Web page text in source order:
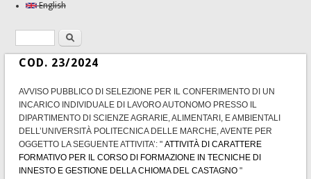
English
Search form
Search
COD. 23/2024
AVVISO PUBBLICO DI SELEZIONE PER IL CONFERIMENTO DI UN
INCARICO INDIVIDUALE DI LAVORO AUTONOMO PRESSO IL
DIPARTIMENTO DI SCIENZE AGRARIE, ALIMENTARI, E AMBIENTALI
DELL’UNIVERSITÀ POLITECNICA DELLE MARCHE, AVENTE PER
OGGETTO LA SEGUENTE ATTIVITA’: " ATTIVITÀ DI CARATTERE
FORMATIVO PER IL CORSO DI FORMAZIONE IN TECNICHE DI
INNESTO E GESTIONE DELLA CHIOMA DEL CASTAGNO "